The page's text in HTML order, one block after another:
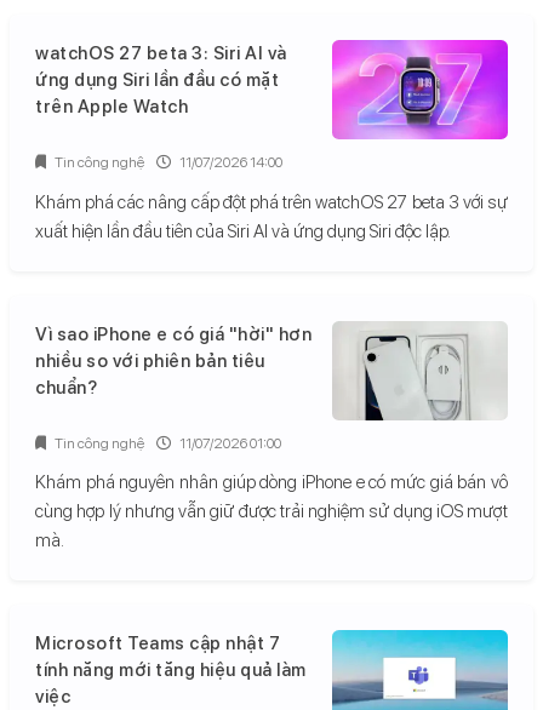
watchOS 27 beta 3: Siri AI và
ứng dụng Siri lần đầu có mặt
trên Apple Watch
Khám phá các nâng cấp đột phá trên watchOS 27 beta 3 với sự
xuất hiện lần đầu tiên của Siri AI và ứng dụng Siri độc lập.
Tin công nghệ 11/07/2026 14:00
Vì sao iPhone e có giá "hời" hơn
nhiều so với phiên bản tiêu
chuẩn?
Khám phá nguyên nhân giúp dòng iPhone e có mức giá bán vô
cùng hợp lý nhưng vẫn giữ được trải nghiệm sử dụng iOS mượt
mà.
Tin công nghệ 11/07/2026 01:00
Microsoft Teams cập nhật 7
tính năng mới tăng hiệu quả làm
việc